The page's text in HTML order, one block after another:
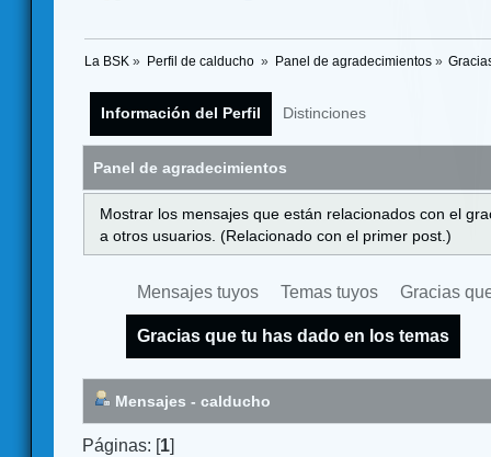
La BSK » Perfil de calducho » Panel de agradecimientos»
Información del Perfil Distinciones
Panel de agradecimientos
Mostrar los mensajes que están relacionados con el
a otros usuarios. (Relacionado con el primer post.)
Mensajes tuyos Temas tuyos Gracias
Gracias que tu has dado en los temas
Mensajes - calducho
Páginas: [1]